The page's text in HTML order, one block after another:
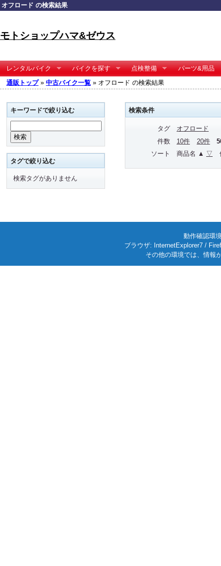
オフロード の検索結果
モトショップハマ&ゼウス
レンタルバイク バイクを探す 点検整備
パーツ&用品
通販トップ» 中古バイク一覧 » オフロード の検索結果
検索条件
タグ
オフロード
件数
10件 20件
ソート
商品名 ▲ ▽
キーワードで絞り込む
タグで絞り込む
検索タグがありません
動作確認環
ブラウザ: InternetExplorer7 /
その他の環境では、情報